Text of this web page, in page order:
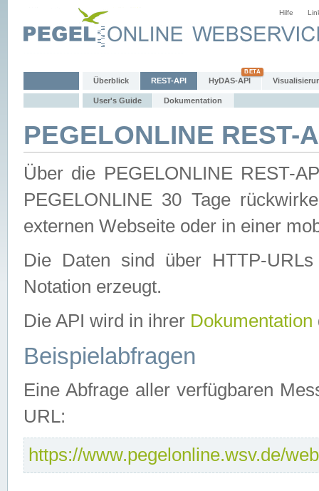
Hilfe
Überblick REST-API HyDAS-API
User's Guide Dokumentation
PEGELONLINE REST-
Über die PEGELONLINE REST-
PEGELONLINE 30 Tage
externen Webseite oder in einer
Die Daten sind über HTTP-
Notation erzeugt.
Die API wird in ihrer Dokumentation
Beispielabfragen
Eine Abfrage aller verfügbaren
URL:
https://www.pegelonline.wsv.de/